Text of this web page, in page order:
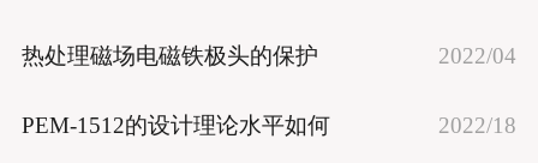
联系我们
热处理磁场电磁铁极头的保护 2022/04
PEM-1512的设计理论水平如何 2022/18